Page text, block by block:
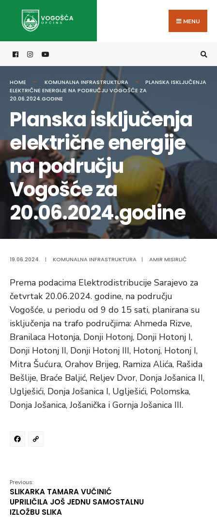
MENU
HOME KOMUNALNA INFRASTRUKTURA
PLANSKA ISKLJUČENJA
ELEKTRIČNE ENERGIJE NA PODRUČJU VOGOŠĆE ZA
20.06.2024.GODINE
Planska isključenja
električne energije
na području
Vogošće za
20.06.2024.godine
19.06.2024. | KOMUNALNA INFRASTRUKTURA | AMIR MISIRLIĆ
Prema podacima Elektrodistribucije Sarajevo za
četvrtak 20.06.2024. godine, na području
Vogošće, u periodu od 9 do 15 sati, planirana su
isključenja na trafo područjima: Ahmeda Rizve,
Branilaca Hotonja, Donji Hotonj, Donji Hotonj I,
Donji Hotonj II, Donji Hotonj III, Hotonj, Hotonj I,
Mitra Šućura, Orahov Brijeg, Ramiza Alića, Rašida
Bešlije, Braće Baljić, Reljev Dvor, Donja Jošanica II,
Uglješići, Donja Jošanica I, Uglješići, Polomska,
Donja Jošanica, Jošanička i Gornja Jošanica III.
Facebook
Previous:
SLIKARKA TAMARA VUČINIĆ
UPRILIČILA JOŠ JEDNU SAMOSTALNU
IZLOŽBU SLIKA
for: